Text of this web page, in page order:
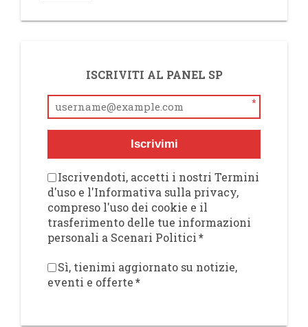
ISCRIVITI AL PANEL SP
*
Iscrivimi
Iscrivendoti, accetti i nostri Termini
d'uso e l'Informativa sulla privacy,
compreso l'uso dei cookie e il
trasferimento delle tue informazioni
personali a Scenari Politici*
Sì, tienimi aggiornato su notizie,
eventi e offerte*